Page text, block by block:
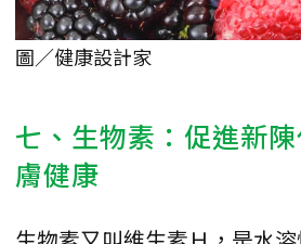
圖／健康設計家
七、生物素：促進新
膚健康